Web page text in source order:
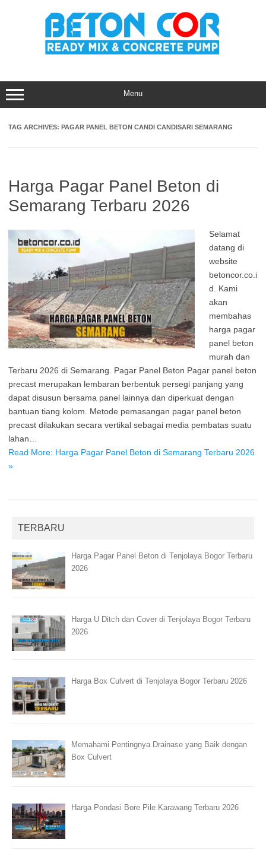
Menu
TAG ARCHIVES: PAGAR PANEL BETON CANDI CANDISARI SEMARANG
Harga Pagar Panel Beton di
Semarang Terbaru 2026
Selamat
datang di
website
betoncor.co.i
d. Kami
akan
membahas
harga pagar
panel beton
murah dan
Terbaru 2026 di Semarang. Pagar Panel Beton Pagar panel beton
precast merupakan lembaran berbentuk persegi panjang yang
dapat disusun bersama panel lainnya dan diperkuat dengan
bantuan tiang kolom. Metode pemasangan pagar panel beton
precast dilakukan secara vertikal sebagai media pembatas suatu
lahan…
Read More: Harga Pagar Panel Beton di Semarang Terbaru 2026
»
TERBARU
Harga Pagar Panel Beton di Tenjolaya Bogor Terbaru
2026
Harga U Ditch dan Cover di Tenjolaya Bogor Terbaru
2026
Harga Box Culvert di Tenjolaya Bogor Terbaru 2026
Memahami Pentingnya Drainase yang Baik dengan
Box Culvert
Harga Pondasi Bore Pile Karawang Terbaru 2026